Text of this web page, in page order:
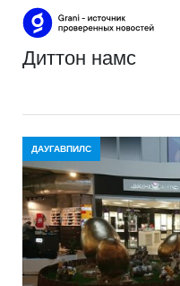
диттон намс
ДАУГАВПИЛС